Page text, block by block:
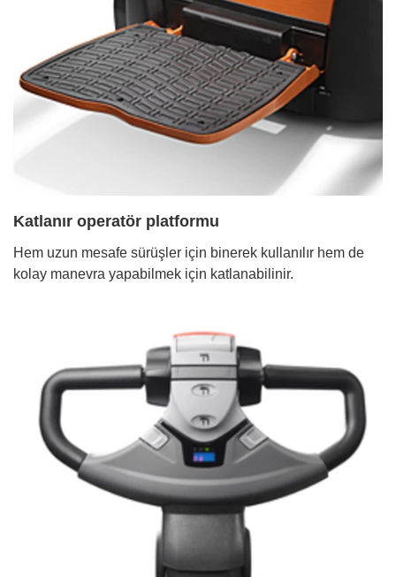
Katlanır operatör platformu
Hem uzun mesafe sürüşler için binerek kullanılır hem de
kolay manevra yapabilmek için katlanabilinir.